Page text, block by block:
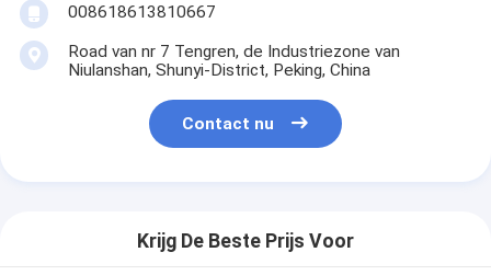
008618613810667
Road van nr 7 Tengren, de Industriezone van
Niulanshan, Shunyi-District, Peking, China
Contact nu
Krijg De Beste Prijs Voor